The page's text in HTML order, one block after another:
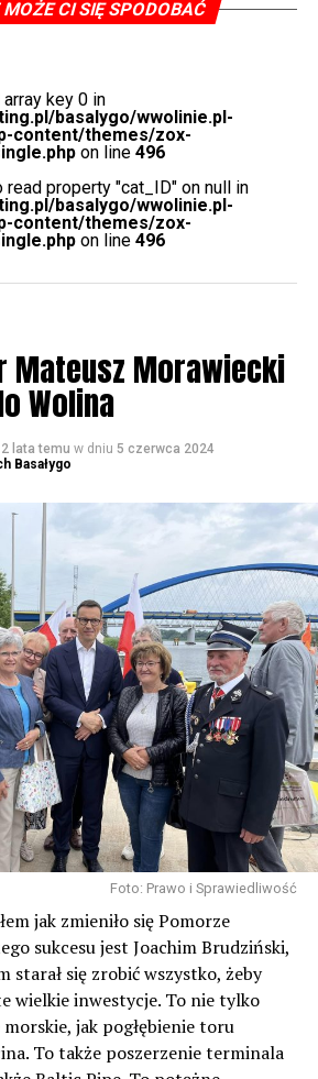
CI SIĘ SPODOBAĆ
key 0 in
basalygo/wwolinie.pl-
content/themes/zox-
on line 496
read property "cat_ID" on null in
basalygo/wwolinie.pl-
content/themes/zox-
on line 496
Mateusz Morawiecki
Wolina
2 lata temu w dniu 5 czerwca 2024
Basałygo
Foto: Prawo i Sprawiedliwość
jak zmieniło się Pomorze
sukcesu jest Joachim Brudziński,
starał się zrobić wszystko, żeby
wielkie inwestycje. To nie tylko
jak pogłębienie toru
To także poszerzenie terminala